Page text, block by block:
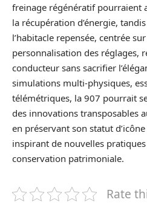
freinage régénératif pourraient
la récupération d’énergie,
l’habitacle repensée, centrée
personnalisation des réglages,
conducteur sans sacrifier
simulations multi‑physiques,
télémétriques, la 907 pourrait
des innovations transposables
en préservant son statut
inspirant de nouvelles
conservation patrimoniale.
Rate